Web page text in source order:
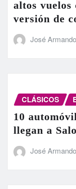
altos vuelos
versión de
José
CLÁSICOS
10
llegan a
José